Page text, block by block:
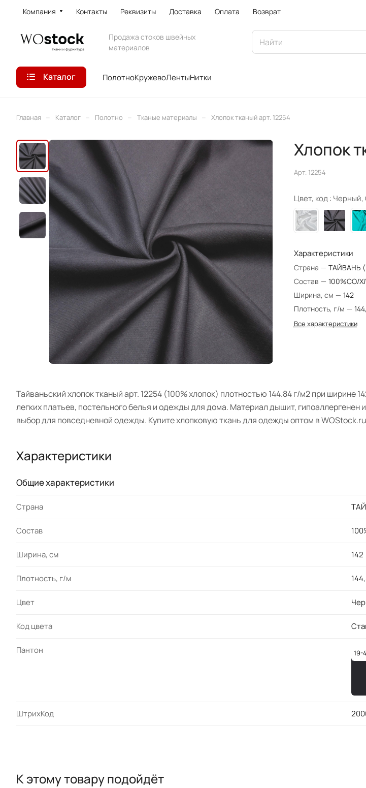
Компания Контакты Реквизиты Доставка Оплата Возврат
Продажа стоков швейных
материалов
Каталог ПолотноКружевоЛентыНитки
Главная Каталог Полотно Тканые материалы Хлопок тканый арт. 12254
Хлопок
Арт. 12254
Цвет, код : Черный,
Характеристики
Страна — ТАЙВАНЬ
Состав — 100%CO/
Ширина, см — 142
Плотность, г/м —
Все характеристики
Тайваньский хлопок тканый арт. 12254 (100% хлопок) плотностью 144.84 г/м2 при ширине
легких платьев, постельного белья и одежды для дома. Материал дышит,
выбор для повседневной одежды. Купите хлопковую ткань для одежды оптом в WOStock.ru
Характеристики
Общие характеристики
Страна
Состав
Ширина, см 142
Плотность, г/м
Цвет
Код цвета
Пантон 19-
ШтрихКод
К этому товару подойдёт